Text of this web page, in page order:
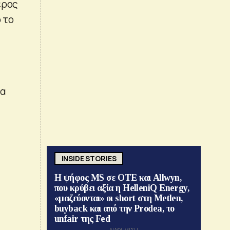
το
INSIDE STORIES
Η ψήφος MS σε ΟΤΕ και Allwyn,
που κρύβει αξία η HelleniQ Energy,
«μαζεύονται» οι short στη Metlen,
buyback και από την Prodea, το
unfair της Fed